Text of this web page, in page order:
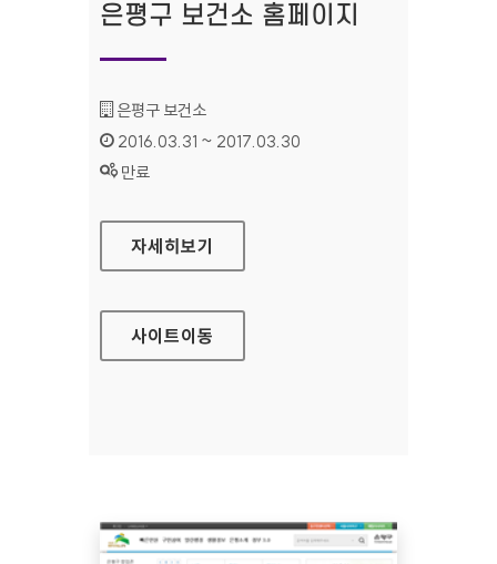
은평구 보건소 홈페이지
기관명 :
은평구 보건소
인증기간 :
2016.03.31 ~ 2017.03.30
상태 :
만료
은평구 보건소 홈페이지
자세히보기
사이트이동